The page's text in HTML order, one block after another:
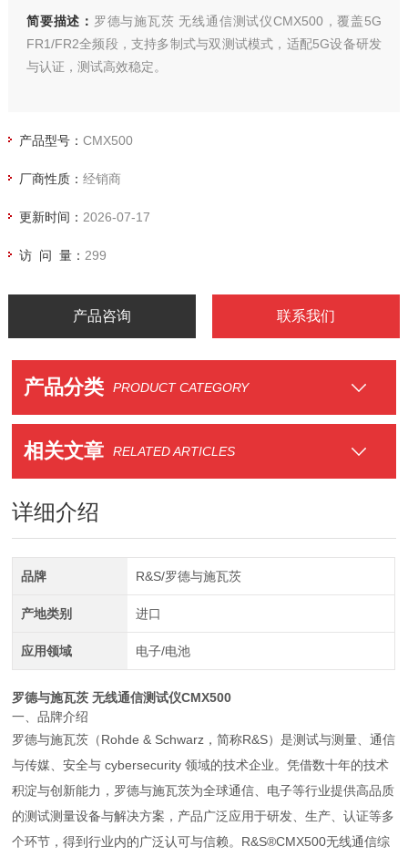
简要描述： 罗德与施瓦茨 无线通信测试仪CMX500，覆盖5G
FR1/FR2全频段，支持多制式与双测试模式，适配5G设备研发
与认证，测试高效稳定。
产品型号： CMX500
厂商性质： 经销商
更新时间： 2026-07-17
访 问 量： 299
产品咨询 联系我们
产品分类 PRODUCT CATEGORY
相关文章 RELATED ARTICLES
详细介绍
品牌 R&S/罗德与施瓦茨
产地类别 进口
应用领域 电子/电池
罗德与施瓦茨 无线通信测试仪CMX500
一、品牌介绍
罗德与施瓦茨（Rohde & Schwarz，简称R&S）是测试与测量、通信
与传媒、安全与 cybersecurity 领域的技术企业。凭借数十年的技术
积淀与创新能力，罗德与施瓦茨为全球通信、电子等行业提供高品质
的测试测量设备与解决方案，产品广泛应用于研发、生产、认证等多
个环节，得到行业内的广泛认可与信赖。R&S®CMX500无线通信综